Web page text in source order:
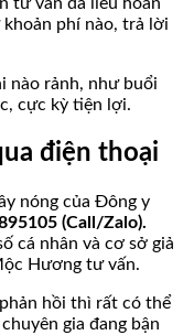
tư vấn da liễu hoàn
phí nào, trả lời
nào rảnh, như buổi
cực kỳ tiện lợi.
điện thoại
nóng của Đông y
(Call/Zalo).
cá nhân và cơ sở giả
Hương tư vấn.
hồi thì rất có thể
gia đang bận